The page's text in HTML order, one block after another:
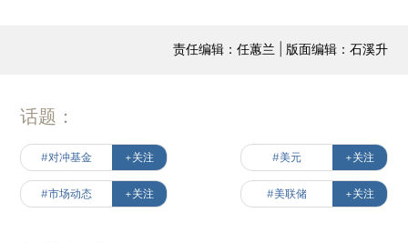
责任编辑：任蕙兰 | 版面编辑：石溪升
话题：
#对冲基金 +关注 #美元 +关注
#市场动态 +关注 #美联储 +关注